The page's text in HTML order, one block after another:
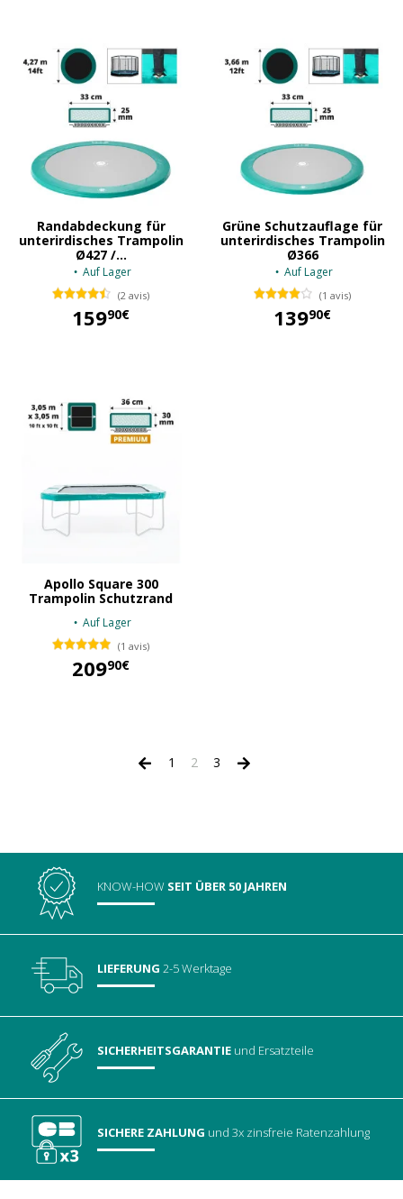
Randabdeckung für
unterirdisches Trampolin
Ø427 /...
Auf Lager
(2 avis)
15990€
Grüne Schutzauflage für
unterirdisches Trampolin
Ø366
Auf Lager
(1 avis)
13990€
Apollo Square 300
Trampolin Schutzrand
Auf Lager
(1 avis)
20990€
1 2 3
KNOW-HOW SEIT ÜBER 50 JAHREN
LIEFERUNG 2-5 Werktage
SICHERHEITSGARANTIE und Ersatzteile
SICHERE ZAHLUNG und 3x zinsfreie Ratenzahlung